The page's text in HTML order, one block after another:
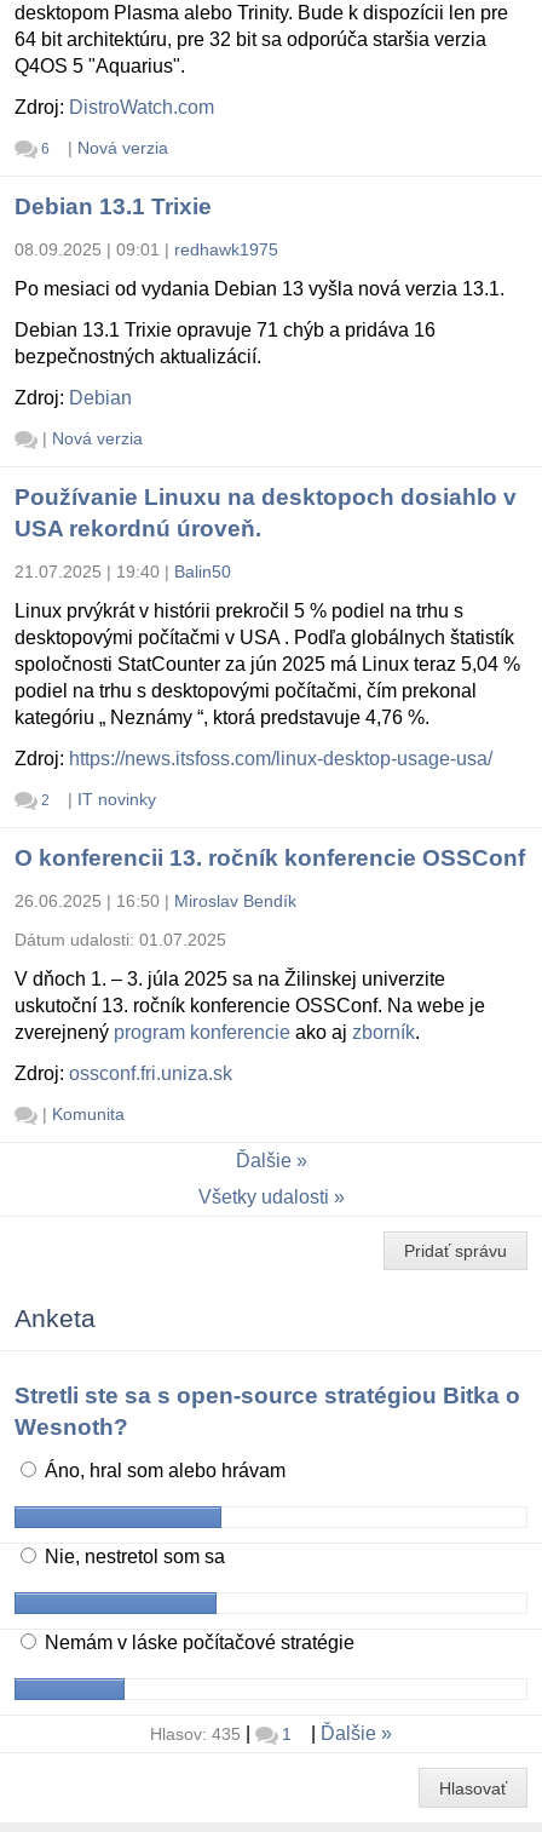
desktopom Plasma alebo Trinity. Bude k dispozícii len pre
64 bit architektúru, pre 32 bit sa odporúča staršia verzia
Q4OS 5 "Aquarius".
Zdroj: DistroWatch.com
6 | Nová verzia
Debian 13.1 Trixie
08.09.2025 | 09:01 | redhawk1975
Po mesiaci od vydania Debian 13 vyšla nová verzia 13.1.
Debian 13.1 Trixie opravuje 71 chýb a pridáva 16
bezpečnostných aktualizácií.
Zdroj: Debian
| Nová verzia
Používanie Linuxu na desktopoch dosiahlo v
USA rekordnú úroveň.
21.07.2025 | 19:40 | Balin50
Linux prvýkrát v histórii prekročil 5 % podiel na trhu s
desktopovými počítačmi v USA . Podľa globálnych štatistík
spoločnosti StatCounter za jún 2025 má Linux teraz 5,04 %
podiel na trhu s desktopovými počítačmi, čím prekonal
kategóriu „ Neznámy “, ktorá predstavuje 4,76 %.
Zdroj: https://news.itsfoss.com/linux-desktop-usage-usa/
2 | IT novinky
O konferencii 13. ročník konferencie OSSConf
26.06.2025 | 16:50 | Miroslav Bendík
Dátum udalosti: 01.07.2025
V dňoch 1. – 3. júla 2025 sa na Žilinskej univerzite
uskutoční 13. ročník konferencie OSSConf. Na webe je
zverejnený program konferencie ako aj zborník.
Zdroj: ossconf.fri.uniza.sk
| Komunita
Ďalšie
Všetky udalosti
Pridať správu
Anketa
Stretli ste sa s open-source stratégiou Bitka o
Wesnoth?
Áno, hral som alebo hrávam
Nie, nestretol som sa
Nemám v láske počítačové stratégie
Hlasov: 435 1 Ďalšie
Hlasovať